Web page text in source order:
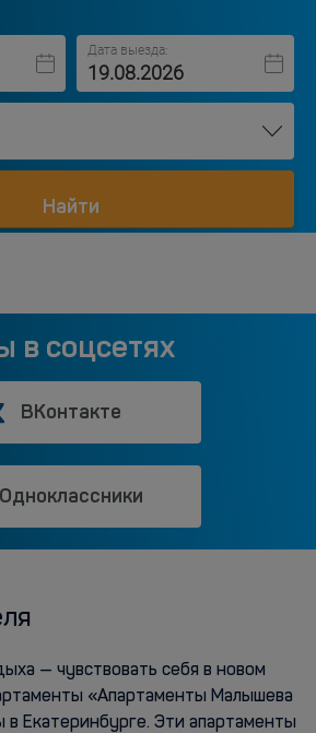
Дата выезда:
Найти
в соцсетях
ВКонтакте
Одноклассники
— чувствовать себя в новом
«Апартаменты Малышева
в Екатеринбурге. Эти апартаменты